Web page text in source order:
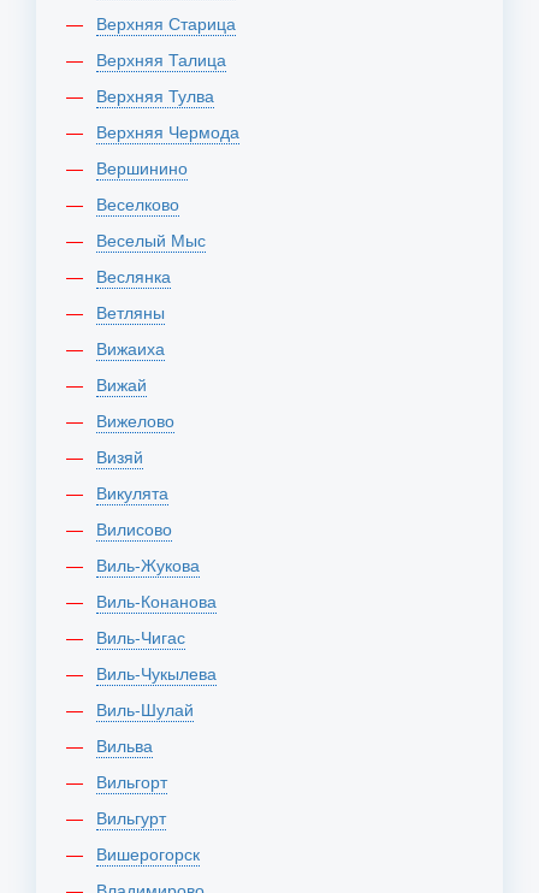
Верхняя Старица
Верхняя Талица
Верхняя Тулва
Верхняя Чермода
Вершинино
Веселково
Веселый Мыс
Веслянка
Ветляны
Вижаиха
Вижай
Вижелово
Визяй
Викулята
Вилисово
Виль-Жукова
Виль-Конанова
Виль-Чигас
Виль-Чукылева
Виль-Шулай
Вильва
Вильгорт
Вильгурт
Вишерогорск